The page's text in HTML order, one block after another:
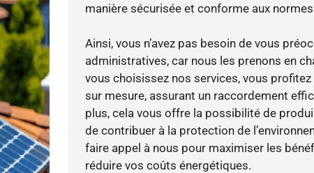
manière sécurisée et conforme aux
Ainsi, vous n’avez pas besoin de vous
administratives, car nous les prenons en
vous choisissez nos services, vous
sur mesure, assurant un raccordement
plus, cela vous offre la possibilité de
de contribuer à la protection de
faire appel à nous pour maximiser les
réduire vos coûts énergétiques.